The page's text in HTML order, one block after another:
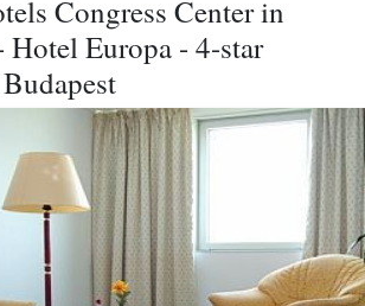
Congress Center in
Hotel Europa - 4-star